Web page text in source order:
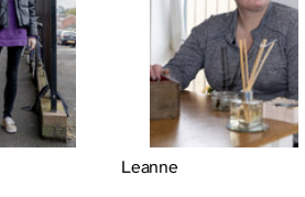
Leanne